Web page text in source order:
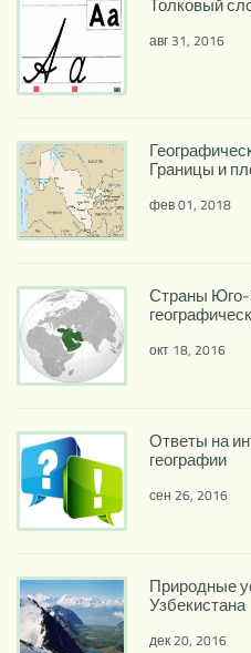
авг 31, 2016
Границы и
фев 01, 2018
Страны Юго-
окт 18, 2016
Ответы на
географии
сен 26, 2016
Природные
Узбекистана
дек 20, 2016